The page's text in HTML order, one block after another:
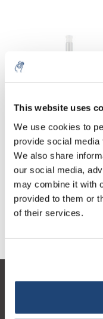
This website uses
We use cookies to
provide social
We also share
our social media,
may combine it with
provided to them or
of their services.
Colonne per
cromatografia Con
patatine fritte,
e connessione di
estrazione
€185,03
Il mio account